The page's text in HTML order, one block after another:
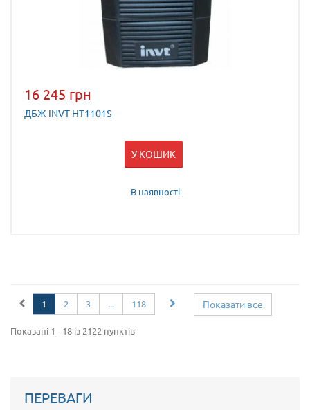
16 245 грн
ДБЖ INVT HT1101S
У КОШИК
В наявності
Показати все
1 2 3 ... 118
Показані 1 - 18 із 2122 пунктів
ПЕРЕВАГИ